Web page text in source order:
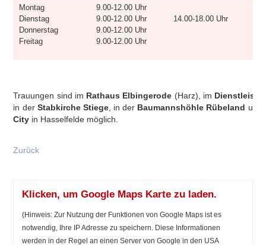
Montag
9.00-12.00 Uhr
Dienstag
9.00-12.00 Uhr
14.00-18.00 Uhr
Donnerstag
9.00-12.00 Uhr
Freitag
9.00-12.00 Uhr
Trauungen sind im Rathaus Elbingerode (Harz), im
in der Stabkirche Stiege, in der Baumannshöhle Rübeland und
City in Hasselfelde möglich.
Zurück
Klicken, um Google Maps Karte zu laden.
(Hinweis: Zur Nutzung der Funktionen von Google Maps ist es
notwendig, Ihre IP Adresse zu speichern. Diese Informationen
werden in der Regel an einen Server von Google in den USA